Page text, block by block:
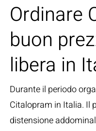
Ordinare
buon
libera in
Durante il periodo
Citalopram in Italia. Il
distensione